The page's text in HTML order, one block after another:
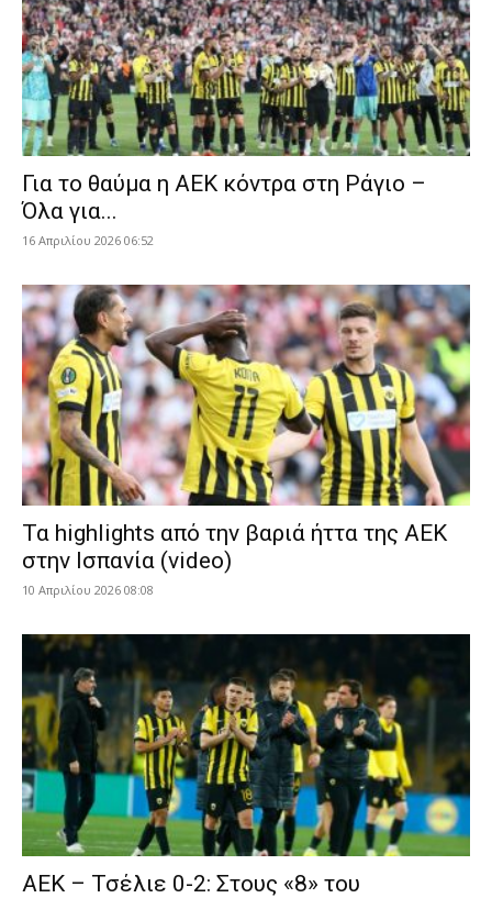
Για το θαύμα η ΑΕΚ κόντρα στη Ράγιο –
Όλα για...
16 Απριλίου 2026 06:52
Τα highlights από την βαριά ήττα της ΑΕΚ
στην Ισπανία (video)
10 Απριλίου 2026 08:08
ΑΕΚ – Τσέλιε 0-2: Στους «8» του